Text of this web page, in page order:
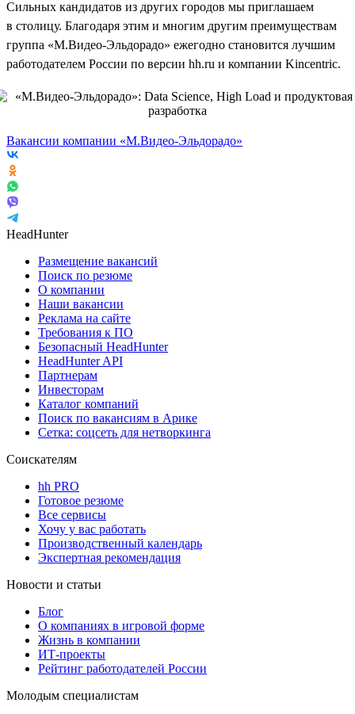
Сильных кандидатов из других городов мы приглашаем
в столицу. Благодаря этим и многим другим преимуществам
группа «М.Видео-Эльдорадо» ежегодно становится лучшим
работодателем России по версии hh.ru и компании Kincentric.
Вакансии компании «М.Видео-Эльдорадо»
HeadHunter
Размещение вакансий
Поиск по резюме
О компании
Наши вакансии
Реклама на сайте
Требования к ПО
Безопасный HeadHunter
HeadHunter API
Партнерам
Инвесторам
Каталог компаний
Поиск по вакансиям в Арике
Сетка: соцсеть для нетворкинга
Соискателям
hh PRO
Готовое резюме
Все сервисы
Хочу у вас работать
Производственный календарь
Экспертная рекомендация
Новости и статьи
Блог
О компаниях в игровой форме
Жизнь в компании
ИТ-проекты
Рейтинг работодателей России
Молодым специалистам